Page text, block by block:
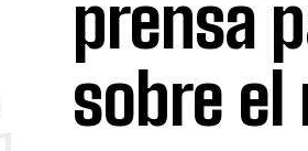
prensa
sobre el